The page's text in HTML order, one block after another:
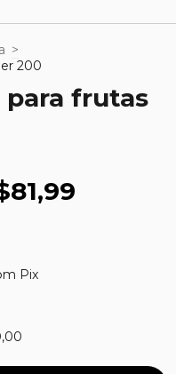
>
200
para frutas
Pix